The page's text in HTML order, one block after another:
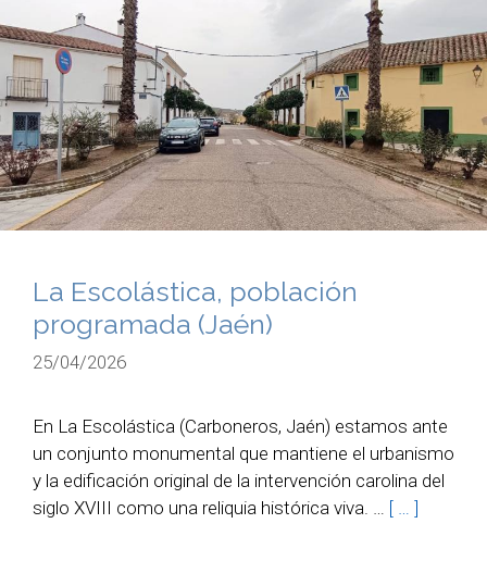
La Escolástica, población
programada (Jaén)
25/04/2026
En La Escolástica (Carboneros, Jaén) estamos ante
un conjunto monumental que mantiene el urbanismo
y la edificación original de la intervención carolina del
siglo XVIII como una reliquia histórica viva. … [ … ]